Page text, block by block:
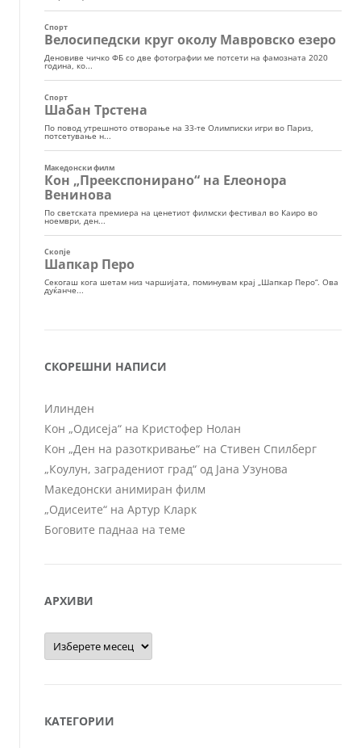
СКОРЕШНИ НАПИСИ
Илинден
Кон „Одисеја“ на Кристофер Нолан
Кон „Ден на разоткривање“ на Стивен Спилберг
„Коулун, заградениот град“ од Јана Узунова
Македонски анимиран филм
„Одисеите“ на Артур Кларк
Боговите паднаа на теме
АРХИВИ
Архиви
КАТЕГОРИИ